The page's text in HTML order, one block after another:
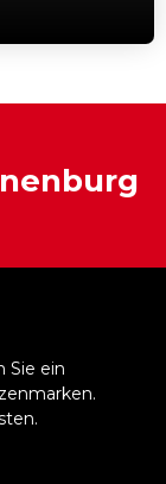
Sie ein